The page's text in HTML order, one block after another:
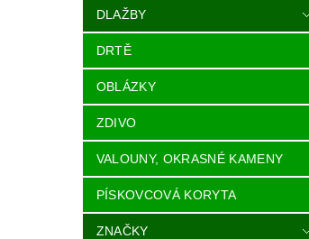
DLAŽBY
DRTĚ
OBLÁZKY
ZDIVO
VALOUNY, OKRASNÉ KAMENY
PÍSKOVCOVÁ KORYTA
ZNAČKY